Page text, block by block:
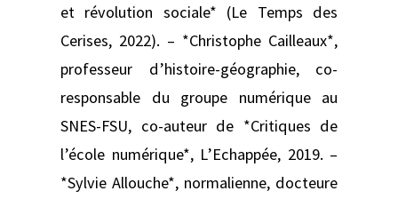
et révolution sociale* (Le Temps des
Cerises, 2022). – *Christophe Cailleaux*,
professeur d’histoire-géographie, co-
responsable du groupe numérique au
SNES-FSU, co-auteur de *Critiques de
l’école numérique*, L’Echappée, 2019. –
*Sylvie Allouche*, normalienne, docteure